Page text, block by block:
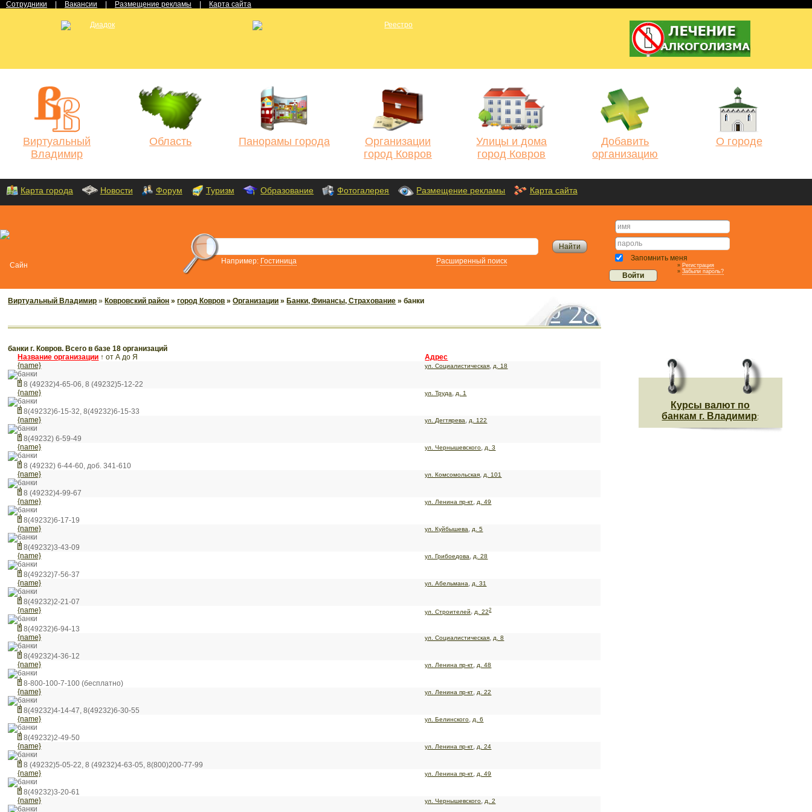
Сотрудники Вакансии Размещение рекламы Карта сайта
Виртуальный
Владимир
Область Панорамы города
Организации
город Ковров
Улицы и дома
город Ковров
Добавить
организацию
О городе
Карта города Новости Форум Туризм Образование Фотогалерея Размещение рекламы Карта сайта
Например: Гостиница Расширенный поиск Запомнить меня
» Регистрация
» Забыли пароль?
Виртуальный Владимир » Ковровский район »город Ковров »Организации » Банки, Финансы, Страхование » банки
банки г. Ковров. Всего в базе 18 организаций
Название организации ↑ от А до Я
Адрес
{name}
банки
8 (49232)4-65-06, 8 (49232)5-12-22
ул. Социалистическая,д. 18
{name}
банки
8(49232)6-15-32, 8(49232)6-15-33
ул. Труда,д. 1
{name}
банки
8(49232) 6-59-49
ул. Дегтярева,д. 122
{name}
банки
8 (49232) 6-44-60, доб. 341-610
ул. Чернышевского,д. 3
{name}
банки
8 (49232)4-99-67
ул. Комсомольская,д. 101
{name}
банки
8(49232)6-17-19
ул. Ленина пр-кт,д. 49
{name}
банки
8(49232)3-43-09
ул. Куйбышева,д. 5
{name}
банки
8(49232)7-56-37
ул. Грибоедова,д. 28
{name}
банки
8(49232)2-21-07
ул. Абельмана,д. 31
{name}
банки
8(49232)6-94-13
ул. Строителей, д. 222
{name}
банки
8(49232)4-36-12
ул. Социалистическая,д. 8
{name}
банки
8-800-100-7-100 (бесплатно)
ул. Ленина пр-кт,д. 48
{name}
банки
8(49232)4-14-47, 8(49232)6-30-55
ул. Ленина пр-кт,д. 22
{name}
банки
8(49232)2-49-50
ул. Белинского,д. 6
{name}
банки
8 (49232)5-05-22, 8 (49232)4-63-05, 8(800)200-77-99
ул. Ленина пр-кт,д. 24
{name}
банки
8(49232)3-20-61
ул. Ленина пр-кт,д. 49
{name}
банки
ул. Чернышевского,д. 2
Курсы валют по
банкам г. Владимир: